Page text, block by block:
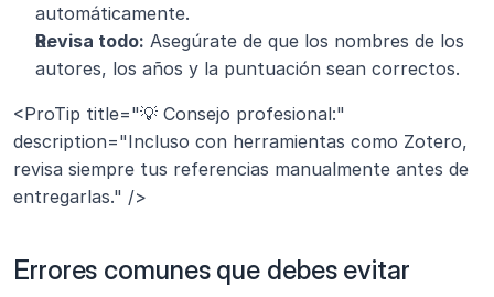
automáticamente.
Revisa todo: Asegúrate de que los nombres de los
autores, los años y la puntuación sean correctos.
<ProTip title="💡 Consejo profesional:"
description="Incluso con herramientas como Zotero,
revisa siempre tus referencias manualmente antes de
entregarlas." />
Errores comunes que debes evitar